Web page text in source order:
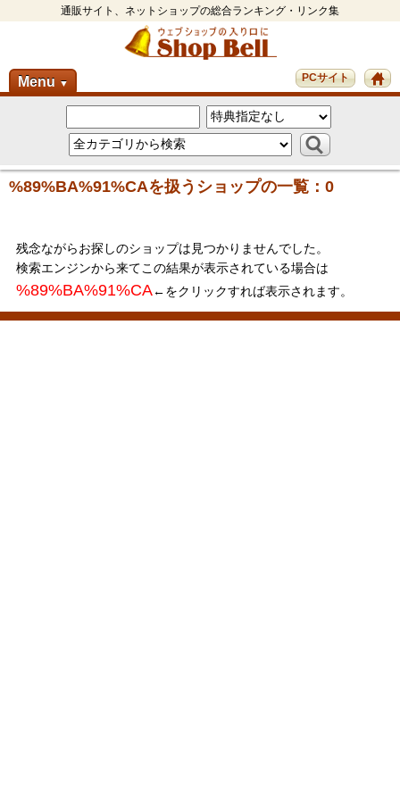
通販サイト、ネットショップの総合ランキング・リンク集
Menu ▼ PCサイト
%89%BA%91%CAを扱うショップの一覧：0
残念ながらお探しのショップは見つかりませんでした。
検索エンジンから来てこの結果が表示されている場合は
%89%BA%91%CA←をクリックすれば表示されます。